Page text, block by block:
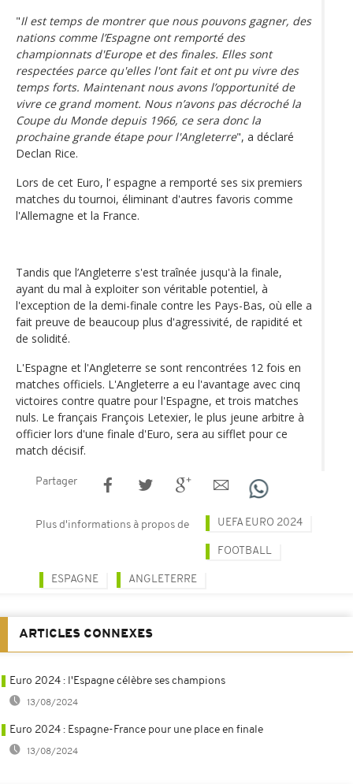
"Il est temps de montrer que nous pouvons gagner, des
nations comme l’Espagne ont remporté des
championnats d'Europe et des finales. Elles sont
respectées parce qu'elles l'ont fait et ont pu vivre des
temps forts. Maintenant nous avons l’opportunité de
vivre ce grand moment. Nous n’avons pas décroché la
Coupe du Monde depuis 1966, ce sera donc la
prochaine grande étape pour l'Angleterre", a déclaré
Declan Rice.
Lors de cet Euro, l’ espagne a remporté ses six premiers
matches du tournoi, éliminant d'autres favoris comme
l'Allemagne et la France.
Tandis que l’Angleterre s'est traînée jusqu'à la finale,
ayant du mal à exploiter son véritable potentiel, à
l'exception de la demi-finale contre les Pays-Bas, où elle a
fait preuve de beaucoup plus d'agressivité, de rapidité et
de solidité.
L'Espagne et l'Angleterre se sont rencontrées 12 fois en
matches officiels. L'Angleterre a eu l'avantage avec cinq
victoires contre quatre pour l'Espagne, et trois matches
nuls. Le français François Letexier, le plus jeune arbitre à
officier lors d'une finale d'Euro, sera au sifflet pour ce
match décisif.
Partager
Plus d'informations à propos de UEFA EURO 2024
FOOTBALL
ESPAGNE ANGLETERRE
ARTICLES CONNEXES
Euro 2024 : l'Espagne célèbre ses champions
13/08/2024
Euro 2024 : Espagne-France pour une place en finale
13/08/2024